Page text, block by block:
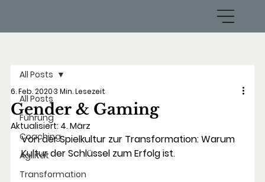
All Posts
Führung
Coaching
Agilität
Transformation
All Posts
Gender & Gaming
6. Feb. 20203 Min. Lesezeit
Aktualisiert: 4. März
Von der Spielkultur zur Transformation: Warum
Kultur der Schlüssel zum Erfolg ist.